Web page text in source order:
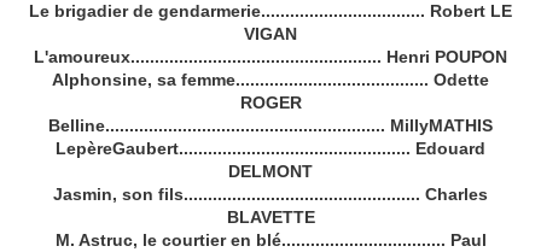
Le brigadier de gendarmerie.................................. Robert LE
VIGAN
L'amoureux.................................................... Henri POUPON
Alphonsine, sa femme........................................ Odette
ROGER
Belline.......................................................... MillyMATHIS
LepèreGaubert................................................ Edouard
DELMONT
Jasmin, son fils................................................. Charles
BLAVETTE
M. Astruc, le courtier en blé.................................. Paul